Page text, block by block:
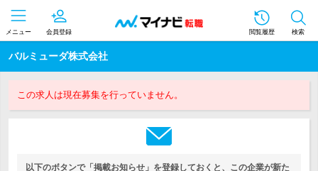
メニュー 会員登録 閲覧履歴 検索
バルミューダ株式会社
この求人は現在募集を行っていません。
以下のボタンで「掲載お知らせ」を登録しておくと、この企業が新た